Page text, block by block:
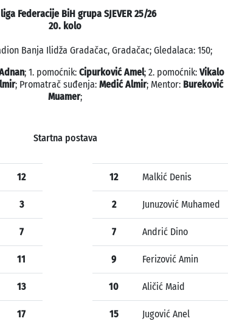
Federacije BiH grupa SJEVER 25/26
20. kolo
Banja Ilidža Gradačac, Gradačac; Gledalaca: 150;
; 1. pomoćnik: Cipurković Amel; 2. pomoćnik: Vikalo
; Promatrač suđenja: Medić Almir; Mentor: Bureković
Muamer;
Startna postava
12
3
7
11
13
17
12 Malkić Denis
2 Junuzović Muhamed
7 Andrić Dino
9 Ferizović Amin
10 Aličić Maid
15 Jugović Anel